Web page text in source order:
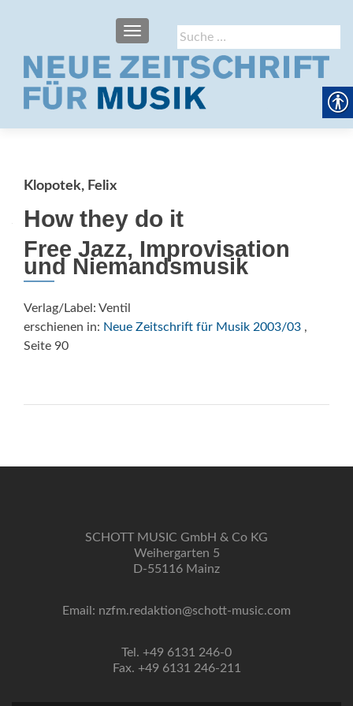
Suche
nach:
SCHALTE NAVIGATION
Klopotek, Felix
How they do it
Free Jazz, Improvisation
und Niemandsmusik
Verlag/Label: Ventil
erschienen in: Neue Zeitschrift für Musik 2003/03 ,
Seite 90
SCHOTT MUSIC GmbH & Co KG
Weihergarten 5
D-55116 Mainz
Email: nzfm.redaktion@schott-music.com
Tel. +49 6131 246-0
Fax. +49 6131 246-211